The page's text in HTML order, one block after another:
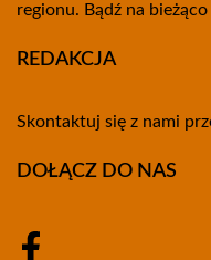
regionu. Bądź na
REDAKCJA
Skontaktuj się z nami
DOŁĄCZ DO NAS